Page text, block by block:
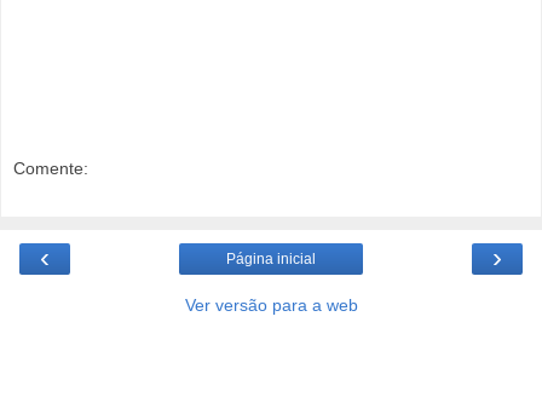
Comente:
‹ ›
Página inicial
Ver versão para a web